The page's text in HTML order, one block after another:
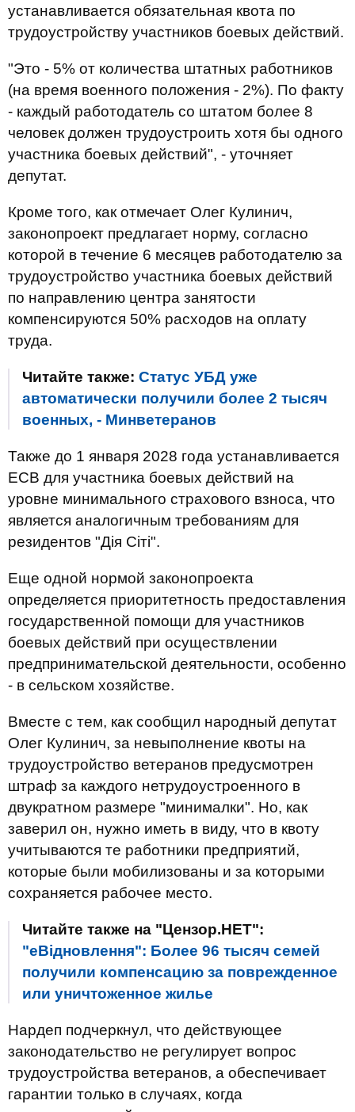
устанавливается обязательная квота по
трудоустройству участников боевых действий.
"Это - 5% от количества штатных работников
(на время военного положения - 2%). По факту
- каждый работодатель со штатом более 8
человек должен трудоустроить хотя бы одного
участника боевых действий", - уточняет
депутат.
Кроме того, как отмечает Олег Кулинич,
законопроект предлагает норму, согласно
которой в течение 6 месяцев работодателю за
трудоустройство участника боевых действий
по направлению центра занятости
компенсируются 50% расходов на оплату
труда.
Читайте также: Статус УБД уже
автоматически получили более 2 тысяч
военных, - Минветеранов
Также до 1 января 2028 года устанавливается
ЕСВ для участника боевых действий на
уровне минимального страхового взноса, что
является аналогичным требованиям для
резидентов "Дія Сіті".
Еще одной нормой законопроекта
определяется приоритетность предоставления
государственной помощи для участников
боевых действий при осуществлении
предпринимательской деятельности, особенно
- в сельском хозяйстве.
Вместе с тем, как сообщил народный депутат
Олег Кулинич, за невыполнение квоты на
трудоустройство ветеранов предусмотрен
штраф за каждого нетрудоустроенного в
двукратном размере "минималки". Но, как
заверил он, нужно иметь в виду, что в квоту
учитываются те работники предприятий,
которые были мобилизованы и за которыми
сохраняется рабочее место.
Читайте также на "Цензор.НЕТ":
"еВідновлення": Более 96 тысяч семей
получили компенсацию за поврежденное
или уничтоженное жилье
Нардеп подчеркнул, что действующее
законодательство не регулирует вопрос
трудоустройства ветеранов, а обеспечивает
гарантии только в случаях, когда